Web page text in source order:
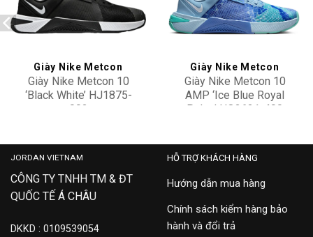
Add to
wishlist
Giày Nike Metcon
Giày Nike Metcon 10
‘Black White’ HJ1875-
002
Add to
wishlist
Giày Nike Metcon
Giày Nike Metcon 10
AMP ‘Ice Blue Royal
Pulse’ HQ2621-400
JORDAN VIETNAM
CÔNG TY TNHH TM & ĐT
QUỐC TẾ Á CHÂU
DKKD : 0109539054
HỖ TRỢ KHÁCH HÀNG
Hướng dẫn mua hàng
Chính sách kiểm hàng bảo
hành và đổi trả